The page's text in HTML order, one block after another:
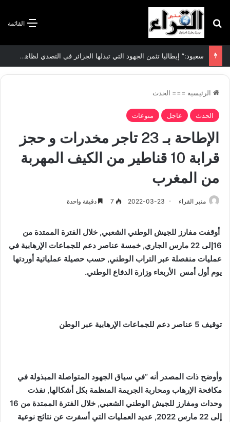
القائمة بحث عن
الاتفاقية الأممية بشأن تغير المناخ :الجزائر تودع مساهمتها الوطنية المحددة لسنة 2026
الرئيسية === الحدث
الحدث عاجل منوعات
الإطاحة بـ 23 تاجر مخدرات و حجز
قرابة 10 قناطير من الكيف المهربة
من المغرب
منبر القراء 2022-03-23
7 دقيقة واحدة
أوقفت مفارز للجيش الوطني الشعبي, خلال الفترة الممتدة من
16إلى 22 مارس الجاري, خمسة عناصر دعم للجماعات الإرهابية في
عمليات منفصلة عبر التراب الوطني, حسب حصيلة عملياتية أوردتها
يوم أول أمس الأربعاء وزارة الدفاع الوطني.
توقيف 5 عناصر دعم للجماعات الإرهابية عبر الوطن
وأوضح ذات المصدر أنه “في سياق الجهود المتواصلة المبذولة في
مكافحة الإرهاب ومحاربة الجريمة المنظمة بكل أشكالها, نفذت
وحدات ومفارز للجيش الوطني الشعبي, خلال الفترة الممتدة من 16
إلى 22 مارس 2022, عديد العمليات التي أسفرت عن نتائج نوعية